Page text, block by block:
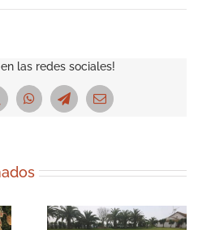
las redes sociales!
WhatsAppTelegramCorreo